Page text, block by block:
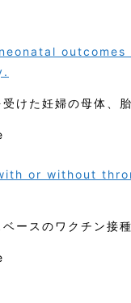
outcomes
けた妊婦の母体、
or without
ースのワクチン接